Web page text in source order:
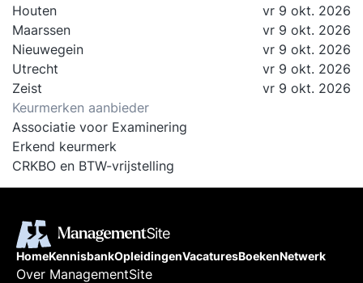
Houten
vr 9 okt. 2026
Maarssen
vr 9 okt. 2026
Nieuwegein
vr 9 okt. 2026
Utrecht
vr 9 okt. 2026
Zeist
vr 9 okt. 2026
Keurmerken aanbieder
Associatie voor Examinering
Erkend keurmerk
CRKBO en BTW-vrijstelling
HomeKennisbankOpleidingenVacaturesBoekenNetwerk
Over ManagementSite